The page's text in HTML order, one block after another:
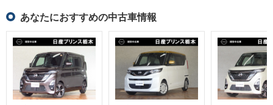
あなたにおすすめの中古車情報